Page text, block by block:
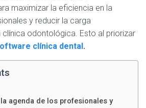
maximizar la eficiencia en la
y reducir la carga
clínica odontológica. Esto al priorizar
clínica dental.
agenda de los profesionales y